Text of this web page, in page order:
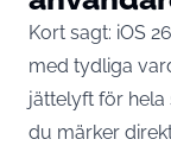
Kort sagt: iOS
med tydliga
jättelyft för hela
du märker